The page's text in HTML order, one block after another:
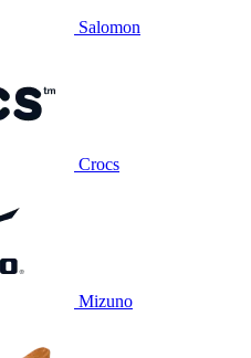
Salomon
Crocs
Mizuno